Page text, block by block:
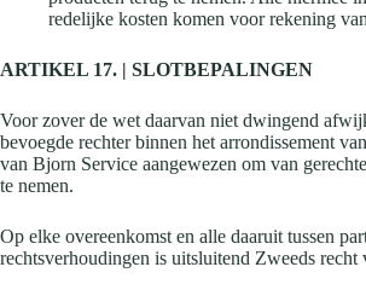
redelijke kosten komen voor rekening
ARTIKEL 17. | SLOTBEPALINGEN
Voor zover de wet daarvan niet dwingend
bevoegde rechter binnen het arrondissement
van Bjorn Service aangewezen om van
te nemen.
Op elke overeenkomst en alle daaruit tussen
rechtsverhoudingen is uitsluitend Zweeds recht